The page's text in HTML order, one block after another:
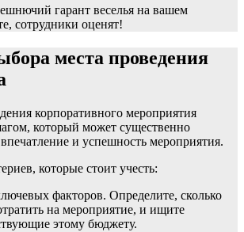
гарант веселья на вашем
сотрудники оценят!
места проведения
корпоративного мероприятия
который может существенно
и успешность мероприятия.
которые стоит учесть:
факторов. Определите, сколько
на мероприятие, и ищите
этому бюджету.